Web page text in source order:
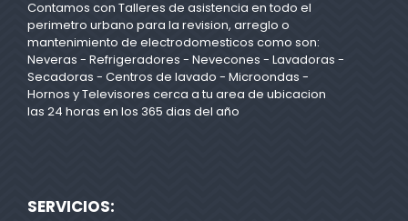
Contamos con Talleres de asistencia en todo el
perimetro urbano para la revision, arreglo o
mantenimiento de electrodomesticos como son:
Neveras - Refrigeradores - Nevecones - Lavadoras -
Secadoras - Centros de lavado - Microondas -
Hornos y Televisores cerca a tu area de ubicacion
las 24 horas en los 365 dias del año
SERVICIOS: